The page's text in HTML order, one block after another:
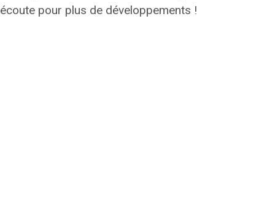
pour plus de développements !